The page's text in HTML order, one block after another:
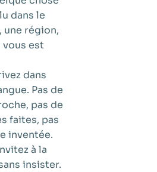
dans le
une région,
vous est
dans
Pas de
pas de
faites, pas
inventée.
à la
insister.